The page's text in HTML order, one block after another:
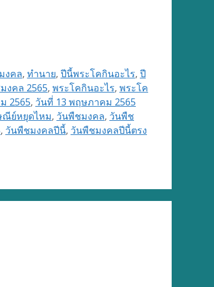
งคล, ทำนาย, ปีนี้พระโคกินอะไร, ปี
งคล 2565, พระโคกินอะไร, พระโค
2565, วันที่ 13 พฤษภาคม 2565
ณีย์หยุดไหม, วันพืชมงคล, วันพืช
, วันพืชมงคลปีนี้, วันพืชมงคลปีนี้ตรง